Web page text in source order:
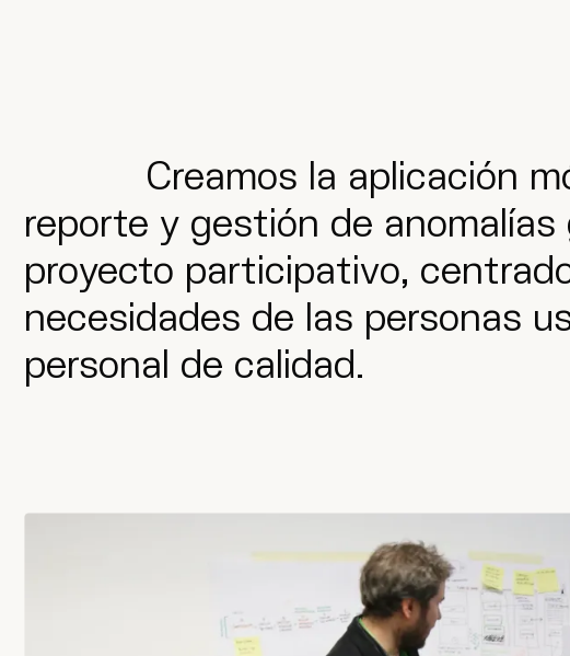
Creamos la aplicación
reporte y gestión de
proyecto participativo,
necesidades de las personas
personal de calidad.